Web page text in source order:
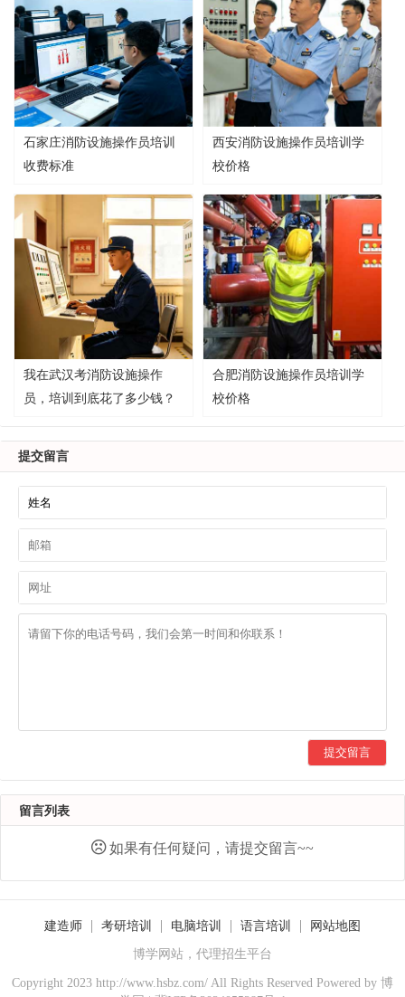
石家庄消防设施操作员培训
收费标准
西安消防设施操作员培训学
校价格
我在武汉考消防设施操作
员，培训到底花了多少钱？
合肥消防设施操作员培训学
校价格
提交留言
提交留言
留言列表
如果有任何疑问，请提交留言~~
建造师 考研培训 电脑培训 语言培训 网站地图
博学网站，代理招生平台
Copyright 2023 http://www.hsbz.com/ All Rights Reserved Powered by 博